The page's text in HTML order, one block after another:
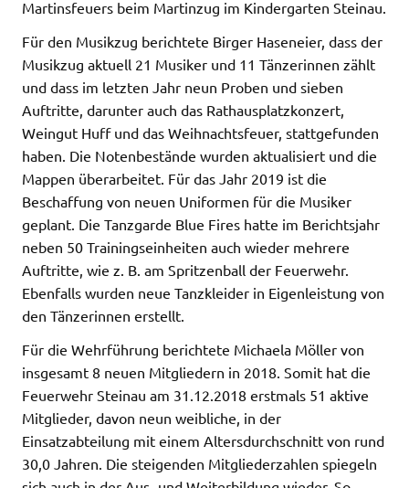
Martinsfeuers beim Martinzug im Kindergarten Steinau.
Für den Musikzug berichtete Birger Haseneier, dass der
Musikzug aktuell 21 Musiker und 11 Tänzerinnen zählt
und dass im letzten Jahr neun Proben und sieben
Auftritte, darunter auch das Rathausplatzkonzert,
Weingut Huff und das Weihnachtsfeuer, stattgefunden
haben. Die Notenbestände wurden aktualisiert und die
Mappen überarbeitet. Für das Jahr 2019 ist die
Beschaffung von neuen Uniformen für die Musiker
geplant. Die Tanzgarde Blue Fires hatte im Berichtsjahr
neben 50 Trainingseinheiten auch wieder mehrere
Auftritte, wie z. B. am Spritzenball der Feuerwehr.
Ebenfalls wurden neue Tanzkleider in Eigenleistung von
den Tänzerinnen erstellt.
Für die Wehrführung berichtete Michaela Möller von
insgesamt 8 neuen Mitgliedern in 2018. Somit hat die
Feuerwehr Steinau am 31.12.2018 erstmals 51 aktive
Mitglieder, davon neun weibliche, in der
Einsatzabteilung mit einem Altersdurchschnitt von rund
30,0 Jahren. Die steigenden Mitgliederzahlen spiegeln